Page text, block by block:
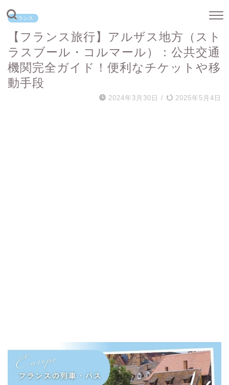
フランス
【フランス旅行】アルザス地方（スト
ラスブール・コルマール）：公共交通
機関完全ガイド！便利なチケットや移
動手段
2024年3月30日 / 2025年5月4日